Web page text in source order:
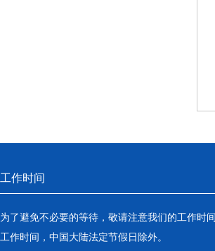
工作时间
为了避免不必要的等待，敬请注意我们的工作时
工作时间，中国大陆法定节假日除外。